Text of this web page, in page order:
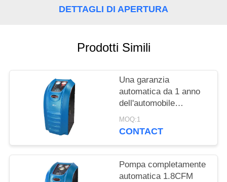
DETTAGLI DI APERTURA
Prodotti Simili
Una garanzia
automatica da 1 anno
dell'automobile
dell'entrata del
refrigerante di recupero
MOQ:1
CONTACT
Pompa completamente
automatica 1.8CFM